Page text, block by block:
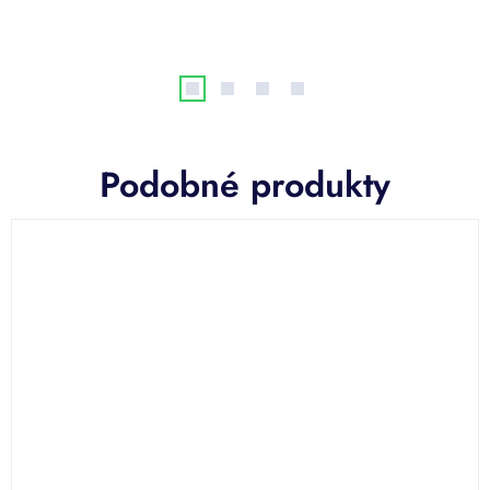
Podobné produkty